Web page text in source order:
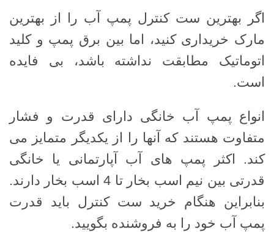
اگر بهترین ست کنترل پمپ آب را از بهترین
مارک خریداری کنید، اما بین برق پمپ و کلید
اتوماتیک مطابقت نداشته باشد، بی فایده
است.
انواع پمپ آب خانگی دارای قدرت و فشار
متفاوت هستند که آنها را از یکدیگر متمایز می
کند. اکثر پمپ های آب آپارتمانی یا خانگی
قدرتی بین نیم اسب بخار تا 4 اسب بخار دارند.
بنابراین هنگام خرید ست کنترل باید قدرت
پمپ آب خود را به فروشنده بگویید.